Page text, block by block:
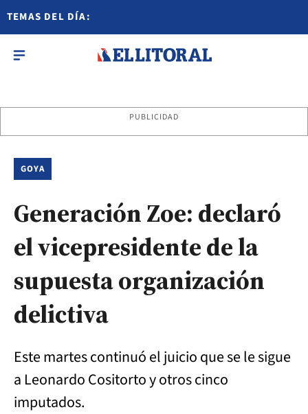
TEMAS DEL DÍA:
PUBLICIDAD
GOYA
Generación Zoe: declaró
el vicepresidente de la
supuesta organización
delictiva
Este martes continuó el juicio que se le sigue
a Leonardo Cositorto y otros cinco
imputados.